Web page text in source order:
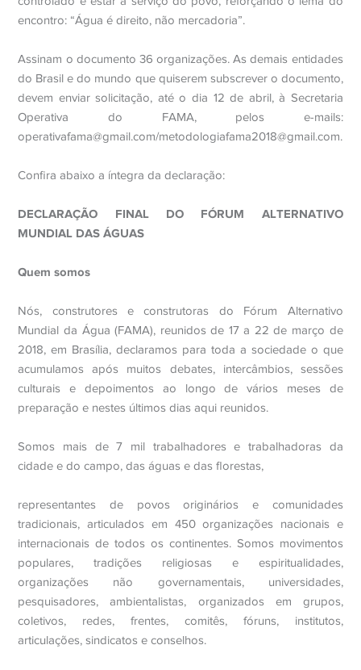
encontro: “Água é direito, não mercadoria”.
Assinam o documento 36 organizações. As demais entidades
do Brasil e do mundo que quiserem subscrever o documento,
devem enviar solicitação, até o dia 12 de abril, à Secretaria
Operativa do FAMA, pelos e-mails:
operativafama@gmail.com/metodologiafama2018@gmail.com.
Confira abaixo a íntegra da declaração:
DECLARAÇÃO FINAL DO FÓRUM ALTERNATIVO
MUNDIAL DAS ÁGUAS
Quem somos
Nós, construtores e construtoras do Fórum Alternativo
Mundial da Água (FAMA), reunidos de 17 a 22 de março de
2018, em Brasília, declaramos para toda a sociedade o que
acumulamos após muitos debates, intercâmbios, sessões
culturais e depoimentos ao longo de vários meses de
preparação e nestes últimos dias aqui reunidos.
Somos mais de 7 mil trabalhadores e trabalhadoras da
cidade e do campo, das águas e das florestas,
representantes de povos originários e comunidades
tradicionais, articulados em 450 organizações nacionais e
internacionais de todos os continentes. Somos movimentos
populares, tradições religiosas e espiritualidades,
organizações não governamentais, universidades,
pesquisadores, ambientalistas, organizados em grupos,
coletivos, redes, frentes, comitês, fóruns, institutos,
articulações, sindicatos e conselhos.